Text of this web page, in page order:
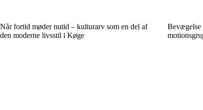
Når fortid møder nutid – kulturarv som en del af
den moderne livsstil i Køge
Bevægelse